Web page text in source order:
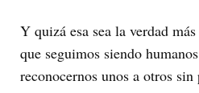
Y quizá esa sea la verdad
que seguimos siendo
reconocernos unos a otros